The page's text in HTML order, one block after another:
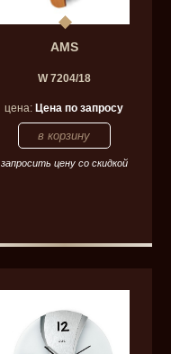
AMS
W 7204/18
цена:Цена по запросу
запросить цену со скидкой